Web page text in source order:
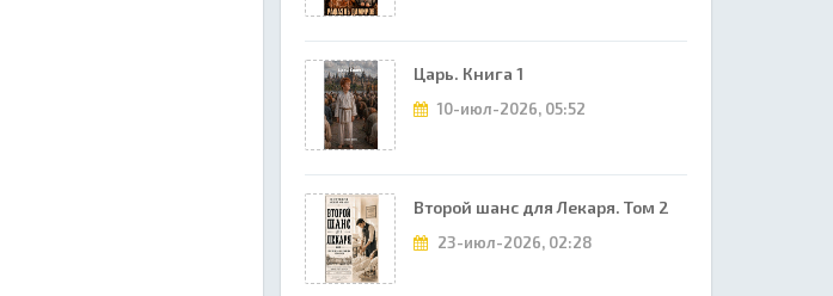
Царь. Книга 1
10-июл-2026, 05:52
Второй шанс для Лекаря. Том 2
23-июл-2026, 02:28